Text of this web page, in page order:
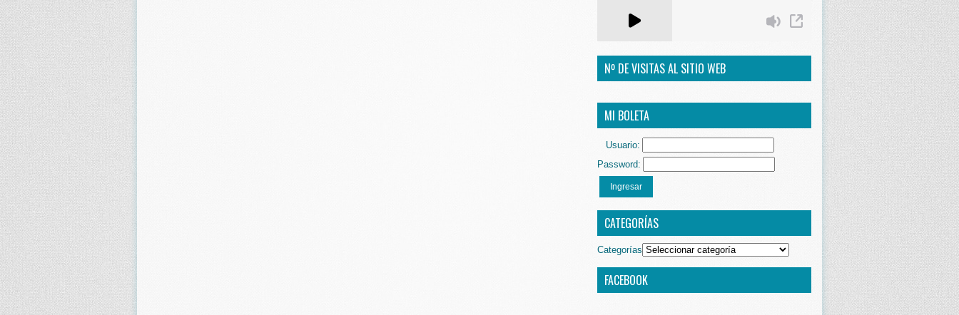
Nº DE VISITAS AL SITIO WEB
MI BOLETA
Usuario:
Password:
Ingresar
CATEGORÍAS
Categorías
FACEBOOK